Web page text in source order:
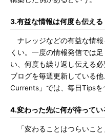
3.有益な情報は何度も伝える
ナレッジなどの有益な情報
くい。一度の情報発信では
い、何度も繰り返し伝える
ブログを毎週更新している
Currents」では、毎日Tipsを
4.変わった先に何が待って
「変わることはつらいこと